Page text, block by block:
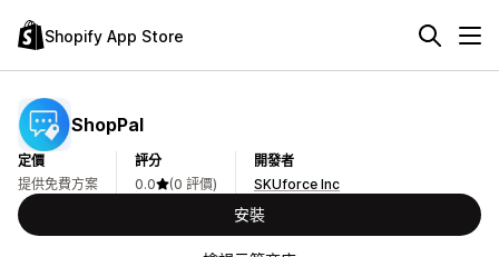
Shopify App Store
ShopPal
定價
提供免費方案
評分
0.0
(0 評價)
開發者
SKUforce Inc
安裝